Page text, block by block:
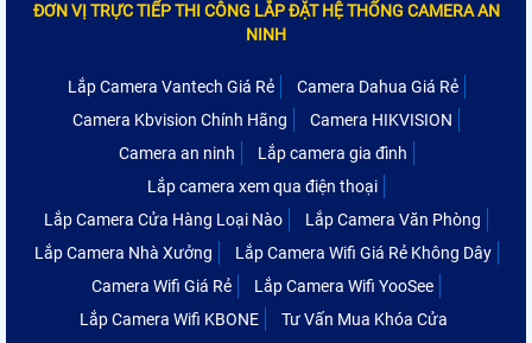
ĐƠN VỊ TRỰC TIẾP THI CÔNG LẮP ĐẶT HỆ THỐNG CAMERA AN
NINH
Lắp Camera Vantech Giá Rẻ
Camera Dahua Giá Rẻ
Camera Kbvision Chính Hãng
Camera HIKVISION
Camera an ninh
Lắp camera gia đình
Lắp camera xem qua điện thoại
Lắp Camera Cửa Hàng Loại Nào
Lắp Camera Văn Phòng
Lắp Camera Nhà Xưởng
Lắp Camera Wifi Giá Rẻ Không Dây
Camera Wifi Giá Rẻ
Lắp Camera Wifi YooSee
Lắp Camera Wifi KBONE
Tư Vấn Mua Khóa Cửa